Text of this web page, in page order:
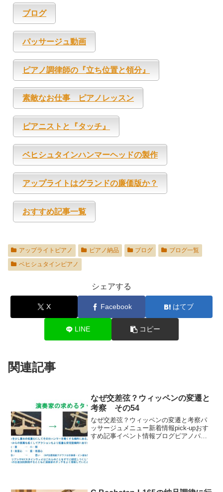
ブログ
パッサージュ動画
ピアノ調律師の『立ち位置と領分』
素敵なお仕事 ピアノレッスン
ピアニストと『タッチ』
ベヒシュタインハンマーヘッドの製作
アップライトはグランドの廉価版か？
おすすめ記事一覧
アップライトピアノ ピアノ納品 ブログ
ブログ一覧
ベヒシュタインピアノ
シェアする
X Facebook はてブ
LINE コピー
関連記事
なぜ交差弦？ウィッペンの変遷と
考察 その54
なぜ交差弦？ウィッペンの変遷と考察パ
ッサージュメニュー新着情報pick-upおす
すめ記事イベント情報ブログピアノパッ